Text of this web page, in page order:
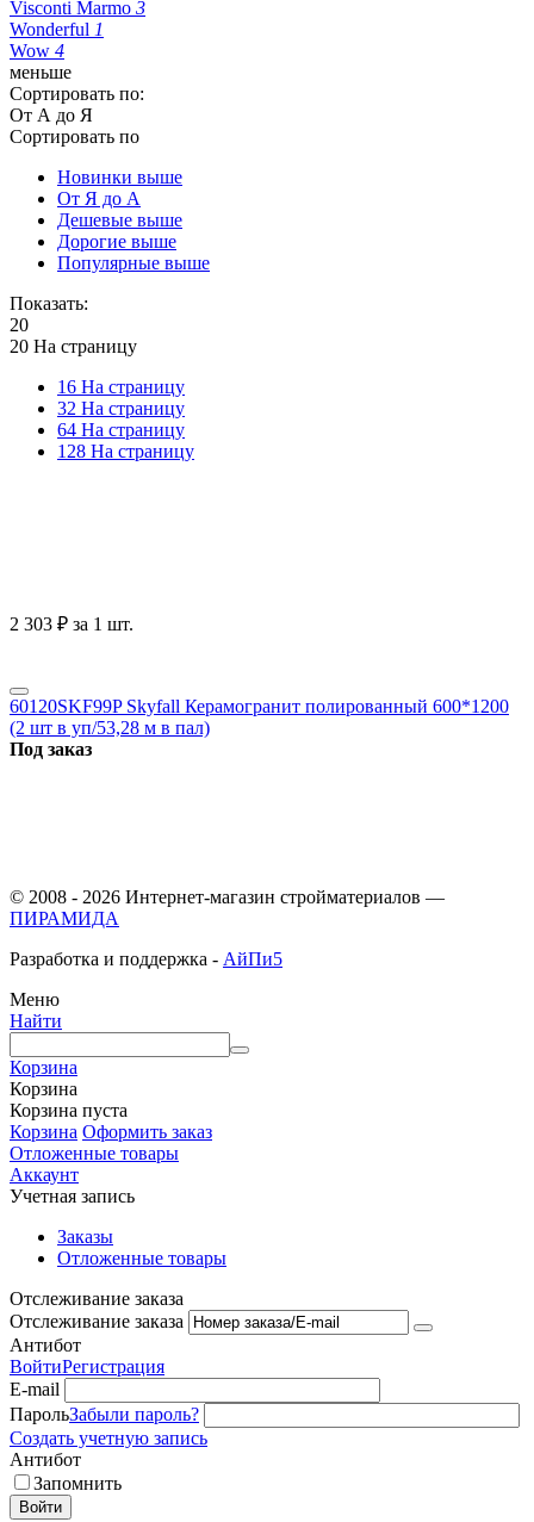
Visconti Marmo 3
Wonderful 1
Wow 4
меньше
Сортировать по:
От А до Я
Сортировать по
Новинки выше
От Я до А
Дешевые выше
Дорогие выше
Популярные выше
Показать:
20
20 На страницу
16 На страницу
32 На страницу
64 На страницу
128 На страницу
2 303 ₽ за 1 шт.
60120SKF99P Skyfall Керамогранит полированный 600*1200
(2 шт в уп/53,28 м в пал)
Под заказ
© 2008 - 2026 Интернет-магазин стройматериалов —
ПИРАМИДА
Разработка и поддержка - АйПи5
Меню
Найти
Корзина
Корзина
Корзина пуста
Корзина Оформить заказ
Отложенные товары
Аккаунт
Учетная запись
Заказы
Отложенные товары
Отслеживание заказа
Отслеживание заказа
Антибот
ВойтиРегистрация
E-mail
ПарольЗабыли пароль?
Создать учетную запись
Антибот
Запомнить
Войти